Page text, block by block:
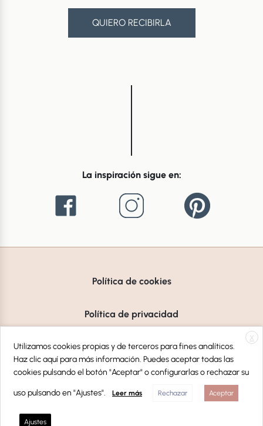
QUIERO RECIBIRLA
La inspiración sigue en:
Política de cookies
Política de privacidad
Aviso Legal
X
Utilizamos cookies propias y de terceros para fines analíticos.
Haz clic aquí para más información. Puedes aceptar todas las
cookies pulsando el botón "Aceptar" o configurarlas o rechazar su
uso pulsando en "Ajustes". Leer más Rechazar Aceptar
Ajustes